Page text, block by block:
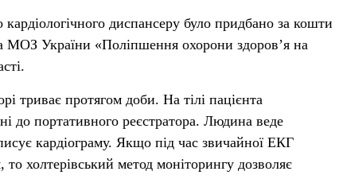
диспансеру було придбано за кошти
МОЗ України «Поліпшення охорони здоров’я на
триває протягом доби. На тілі пацієнта
до портативного реєстратора. Людина веде
кардіограму. Якщо під час звичайної ЕКГ
холтерівський метод моніторингу дозволяє